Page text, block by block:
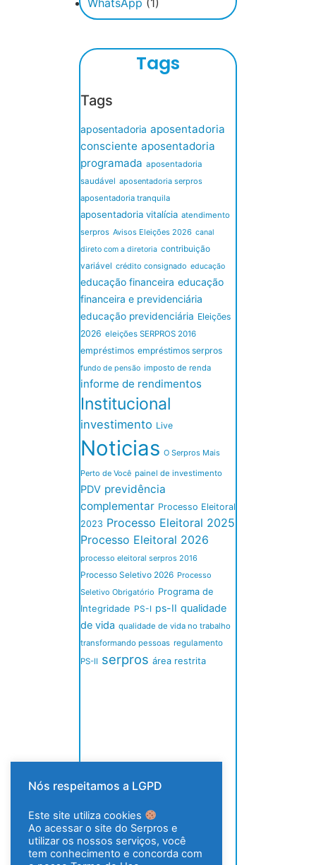
Tags
Tags
aposentadoria aposentadoria
consciente aposentadoria
programada aposentadoria
saudável aposentadoria serpros
aposentadoria tranquila
aposentadoria vitalícia atendimento
serpros Avisos Eleições 2026 canal
direto com a diretoria contribuição
variável crédito consignado educação
educação financeira educação
financeira e previdenciária
educação previdenciária Eleições
2026 eleições SERPROS 2016
empréstimos empréstimos serpros
fundo de pensão imposto de renda
informe de rendimentos
Institucional
investimento Live
Noticias O Serpros Mais
Perto de Você painel de investimento
PDV previdência
complementar Processo Eleitoral
2023 Processo Eleitoral 2025
Processo Eleitoral 2026
processo eleitoral serpros 2016
Processo Seletivo 2026 Processo
Seletivo Obrigatório Programa de
Integridade PS-I ps-II qualidade
de vida qualidade de vida no trabalho
transformando pessoas regulamento
PS-II serpros área restrita
Nós respeitamos a LGPD
Este site utiliza cookies
Ao acessar o site do Serpros e
utilizar os nossos serviços, você
tem conhecimento e concorda com